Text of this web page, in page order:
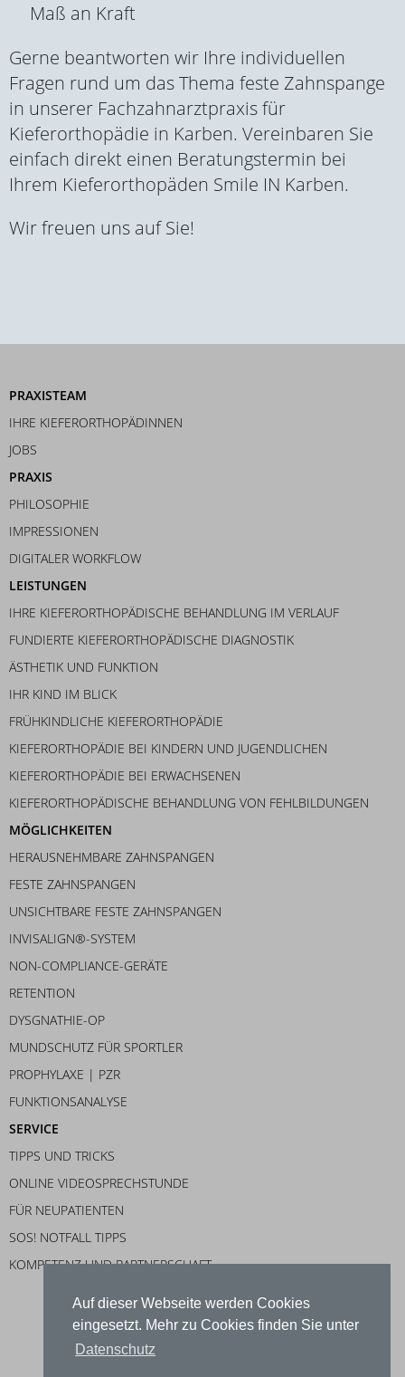
Auf dieser Webseite werden Cookies
eingesetzt. Mehr zu Cookies finden Sie unter
Datenschutz
Maß an Kraft
Gerne beantworten wir Ihre individuellen
Fragen rund um das Thema feste Zahnspange
in unserer Fachzahnarztpraxis für
Kieferorthopädie in Karben. Vereinbaren Sie
einfach direkt einen Beratungstermin bei
Ihrem Kieferorthopäden Smile IN Karben.
Wir freuen uns auf Sie!
PRAXISTEAM
IHRE KIEFERORTHOPÄDINNEN
JOBS
PRAXIS
PHILOSOPHIE
IMPRESSIONEN
DIGITALER WORKFLOW
LEISTUNGEN
IHRE KIEFERORTHOPÄDISCHE BEHANDLUNG IM VERLAUF
FUNDIERTE KIEFERORTHOPÄDISCHE DIAGNOSTIK
ÄSTHETIK UND FUNKTION
IHR KIND IM BLICK
FRÜHKINDLICHE KIEFERORTHOPÄDIE
KIEFERORTHOPÄDIE BEI KINDERN UND JUGENDLICHEN
KIEFERORTHOPÄDIE BEI ERWACHSENEN
KIEFERORTHOPÄDISCHE BEHANDLUNG VON FEHLBILDUNGEN
MÖGLICHKEITEN
HERAUSNEHMBARE ZAHNSPANGEN
FESTE ZAHNSPANGEN
UNSICHTBARE FESTE ZAHNSPANGEN
INVISALIGN®-SYSTEM
NON-COMPLIANCE-GERÄTE
RETENTION
DYSGNATHIE-OP
MUNDSCHUTZ FÜR SPORTLER
PROPHYLAXE | PZR
FUNKTIONSANALYSE
SERVICE
TIPPS UND TRICKS
ONLINE VIDEOSPRECHSTUNDE
FÜR NEUPATIENTEN
SOS! NOTFALL TIPPS
KOMPETENZ UND PARTNERSCHAFT